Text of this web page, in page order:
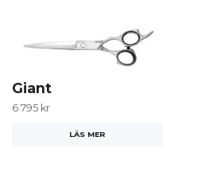
Giant
6 795 kr
LÄS MER